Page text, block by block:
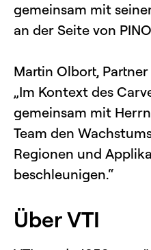
gemeinsam mit
an der Seite von
Martin Olbort,
„Im Kontext des
gemeinsam mit
Team den
Regionen und
beschleunigen.“
Über VTI